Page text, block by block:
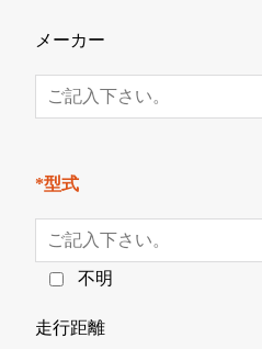
メーカー
*型式
不明
走行距離